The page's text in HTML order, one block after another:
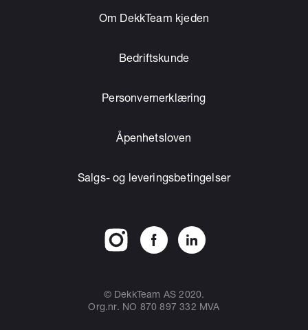
Om DekkTeam kjeden
Bedriftskunde
Personvernerklæring
Åpenhetsloven
Salgs- og leveringsbetingelser
© DekkTeam AS 2020.
Org.nr. NO 870 897 332 MVA